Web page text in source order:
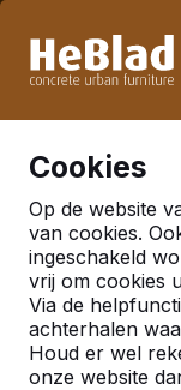
week 33. Houdt u
Cookies
Op de website
van cookies.
ingeschakeld
vrij om cookies
Via de
achterhalen
Houd er wel
onze website
Al meer
Nederland